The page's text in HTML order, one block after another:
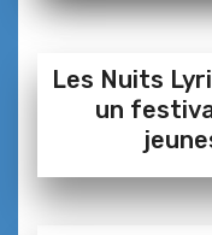
Les Nuits
un